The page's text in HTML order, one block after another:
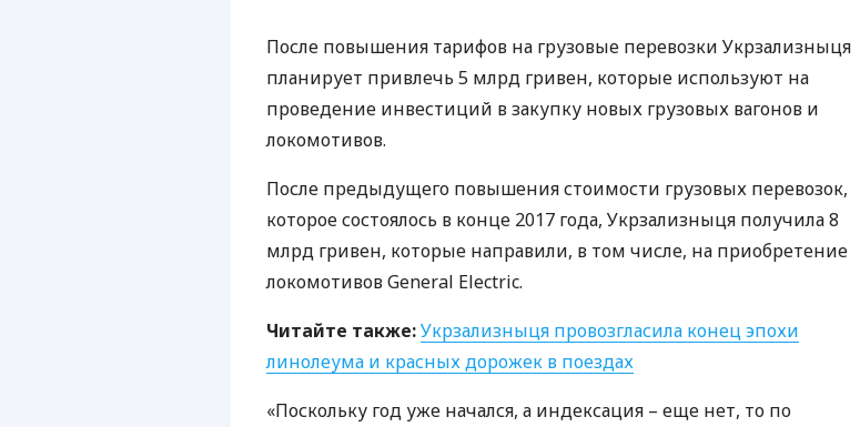
КЕШБЭКА
После повышения тарифов на грузовые перевозки Укрзализныця
планирует привлечь 5 млрд гривен, которые используют на
проведение инвестиций в закупку новых грузовых вагонов и
локомотивов.
После предыдущего повышения стоимости грузовых перевозок,
которое состоялось в конце 2017 года, Укрзализныця получила 8
млрд гривен, которые направили, в том числе, на приобретение
локомотивов General Electric.
Читайте также:Укрзализныця провозгласила конец эпохи
линолеума и красных дорожек в поездах
«Поскольку год уже начался, а индексация – еще нет, то по